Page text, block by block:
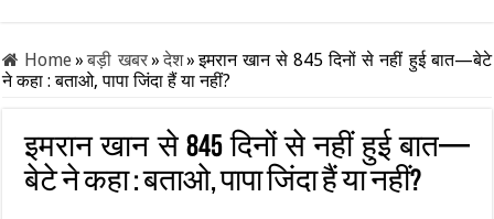
Home» बड़ी खबर»देश»इमरान खान से 845 दिनों से नहीं हुई बात—बेटे
ने कहा : बताओ, पापा जिंदा हैं या नहीं?
इमरान खान से 845 दिनों से नहीं हुई बात—
बेटे ने कहा : बताओ, पापा जिंदा हैं या नहीं?